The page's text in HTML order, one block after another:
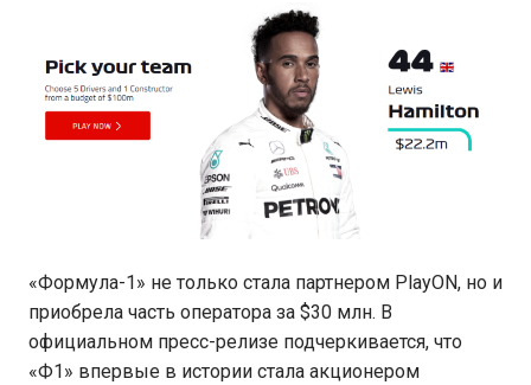
«Формула-1» не только стала партнером PlayON, но и
приобрела часть оператора за $30 млн. В
официальном пресс-релизе подчеркивается, что
«Ф1» впервые в истории стала акционером